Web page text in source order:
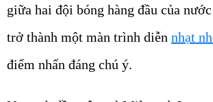
giữa hai đội bóng hàng đầu của
trở thành một màn trình diễn nhạt
điểm nhấn đáng chú ý.